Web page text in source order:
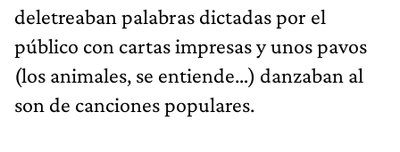
deletreaban palabras dictadas por el
público con cartas impresas y unos pavos
(los animales, se entiende…) danzaban al
son de canciones populares.